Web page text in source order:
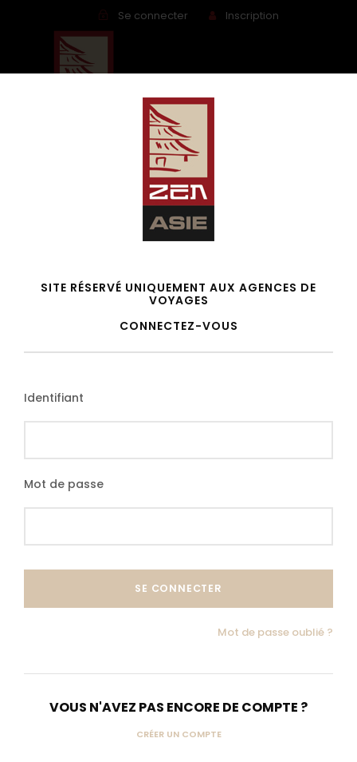
Se connecter Inscription
SITE RÉSERVÉ UNIQUEMENT AUX AGENCES DE
VOYAGES
CONNECTEZ-VOUS
Identifiant
Mot de passe
Mot de passe oublié ?
VOUS N'AVEZ PAS ENCORE DE COMPTE ?
CRÉER UN COMPTE
Rêve de Thaïlande – 2027
2 360 €
Programme détaillé
Qui sommes-nous ?